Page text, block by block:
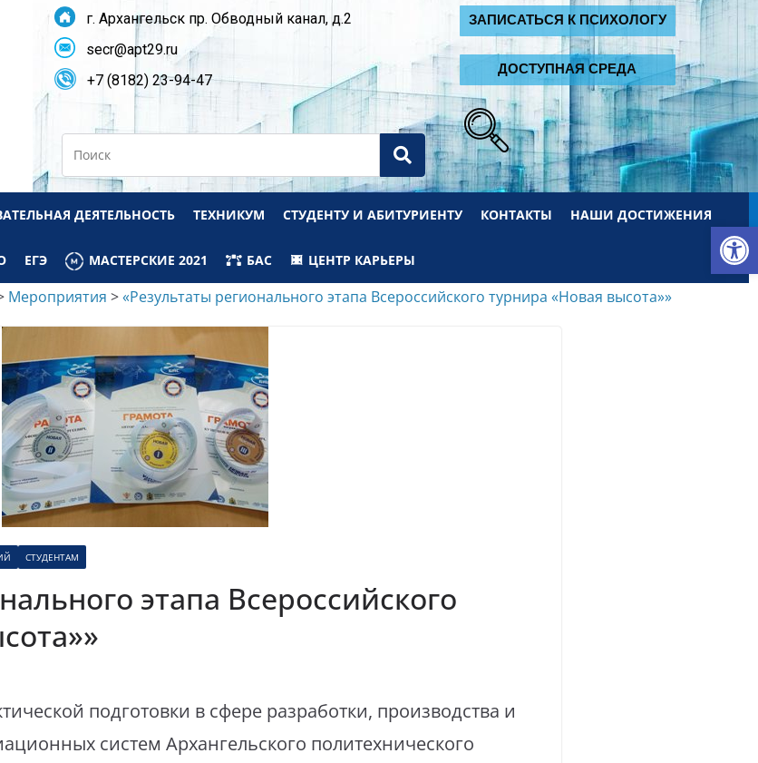
г. Архангельск пр. Обводный канал, д.2
secr@apt29.ru
+7 (8182) 23-94-47
ЗАПИСАТЬСЯ К ПСИХОЛОГУ
ДОСТУПНАЯ СРЕДА
ДЕЯТЕЛЬНОСТЬ ТЕХНИКУМ СТУДЕНТУ И АБИТУРИЕНТУ КОНТАКТЫ НАШИ ДОСТИЖЕНИЯ
ЕГЭ МАСТЕРСКИЕ 2021 БАС ЦЕНТР КАРЬЕРЫ
Мероприятия >«Результаты регионального этапа Всероссийского турнира «Новая высота»»
СТУДЕНТАМ
этапа Всероссийского
подготовки в сфере разработки, производства и
систем Архангельского политехнического